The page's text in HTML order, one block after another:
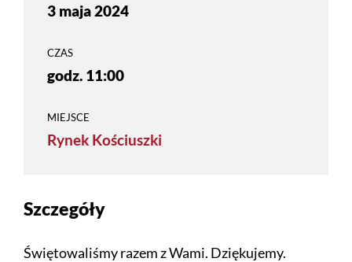
3 maja 2024
CZAS
godz. 11:00
MIEJSCE
Rynek Kościuszki
Szczegóły
Świętowaliśmy razem z Wami. Dziękujemy.